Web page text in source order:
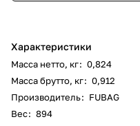
Характеристики
Масса нетто, кг: 0,824
Масса брутто, кг: 0,912
Производитель: FUBAG
Вес: 894